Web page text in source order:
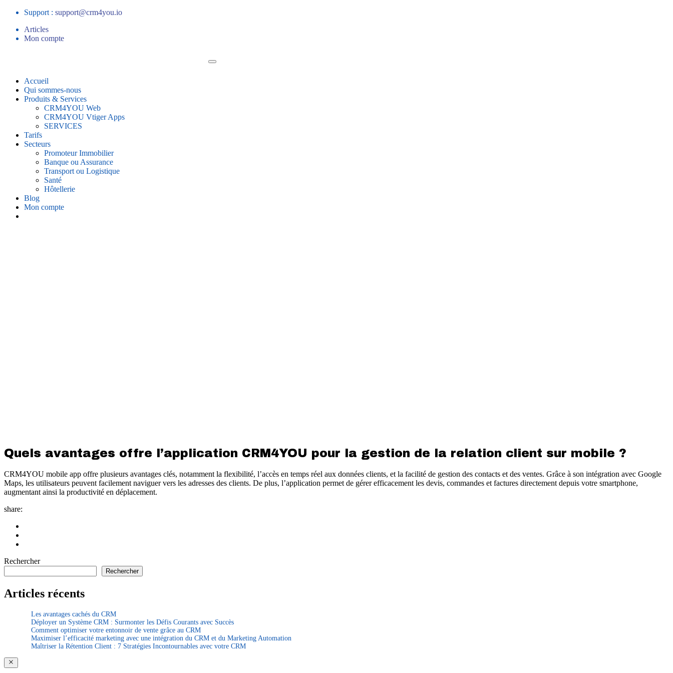
Support : support@crm4you.io
Articles
Mon compte
Accueil
Qui sommes-nous
Produits & Services
CRM4YOU Web
CRM4YOU Vtiger Apps
SERVICES
Tarifs
Secteurs
Promoteur Immobilier
Banque ou Assurance
Transport ou Logistique
Santé
Hôtellerie
Blog
Mon compte
Quels avantages offre l’application CRM4YOU pour la gestion de la relation client sur mobile ?
CRM4YOU mobile app offre plusieurs avantages clés, notamment la flexibilité, l’accès en temps réel aux données clients, et la facilité de gestion des contacts et des ventes. Grâce à son intégration avec Google
Maps, les utilisateurs peuvent facilement naviguer vers les adresses des clients. De plus, l’application permet de gérer efficacement les devis, commandes et factures directement depuis votre smartphone,
augmentant ainsi la productivité en déplacement.
share:
Rechercher
Rechercher
Articles récents
Les avantages cachés du CRM
Déployer un Système CRM : Surmonter les Défis Courants avec Succès
Comment optimiser votre entonnoir de vente grâce au CRM
Maximiser l’efficacité marketing avec une intégration du CRM et du Marketing Automation
Maîtriser la Rétention Client : 7 Stratégies Incontournables avec votre CRM